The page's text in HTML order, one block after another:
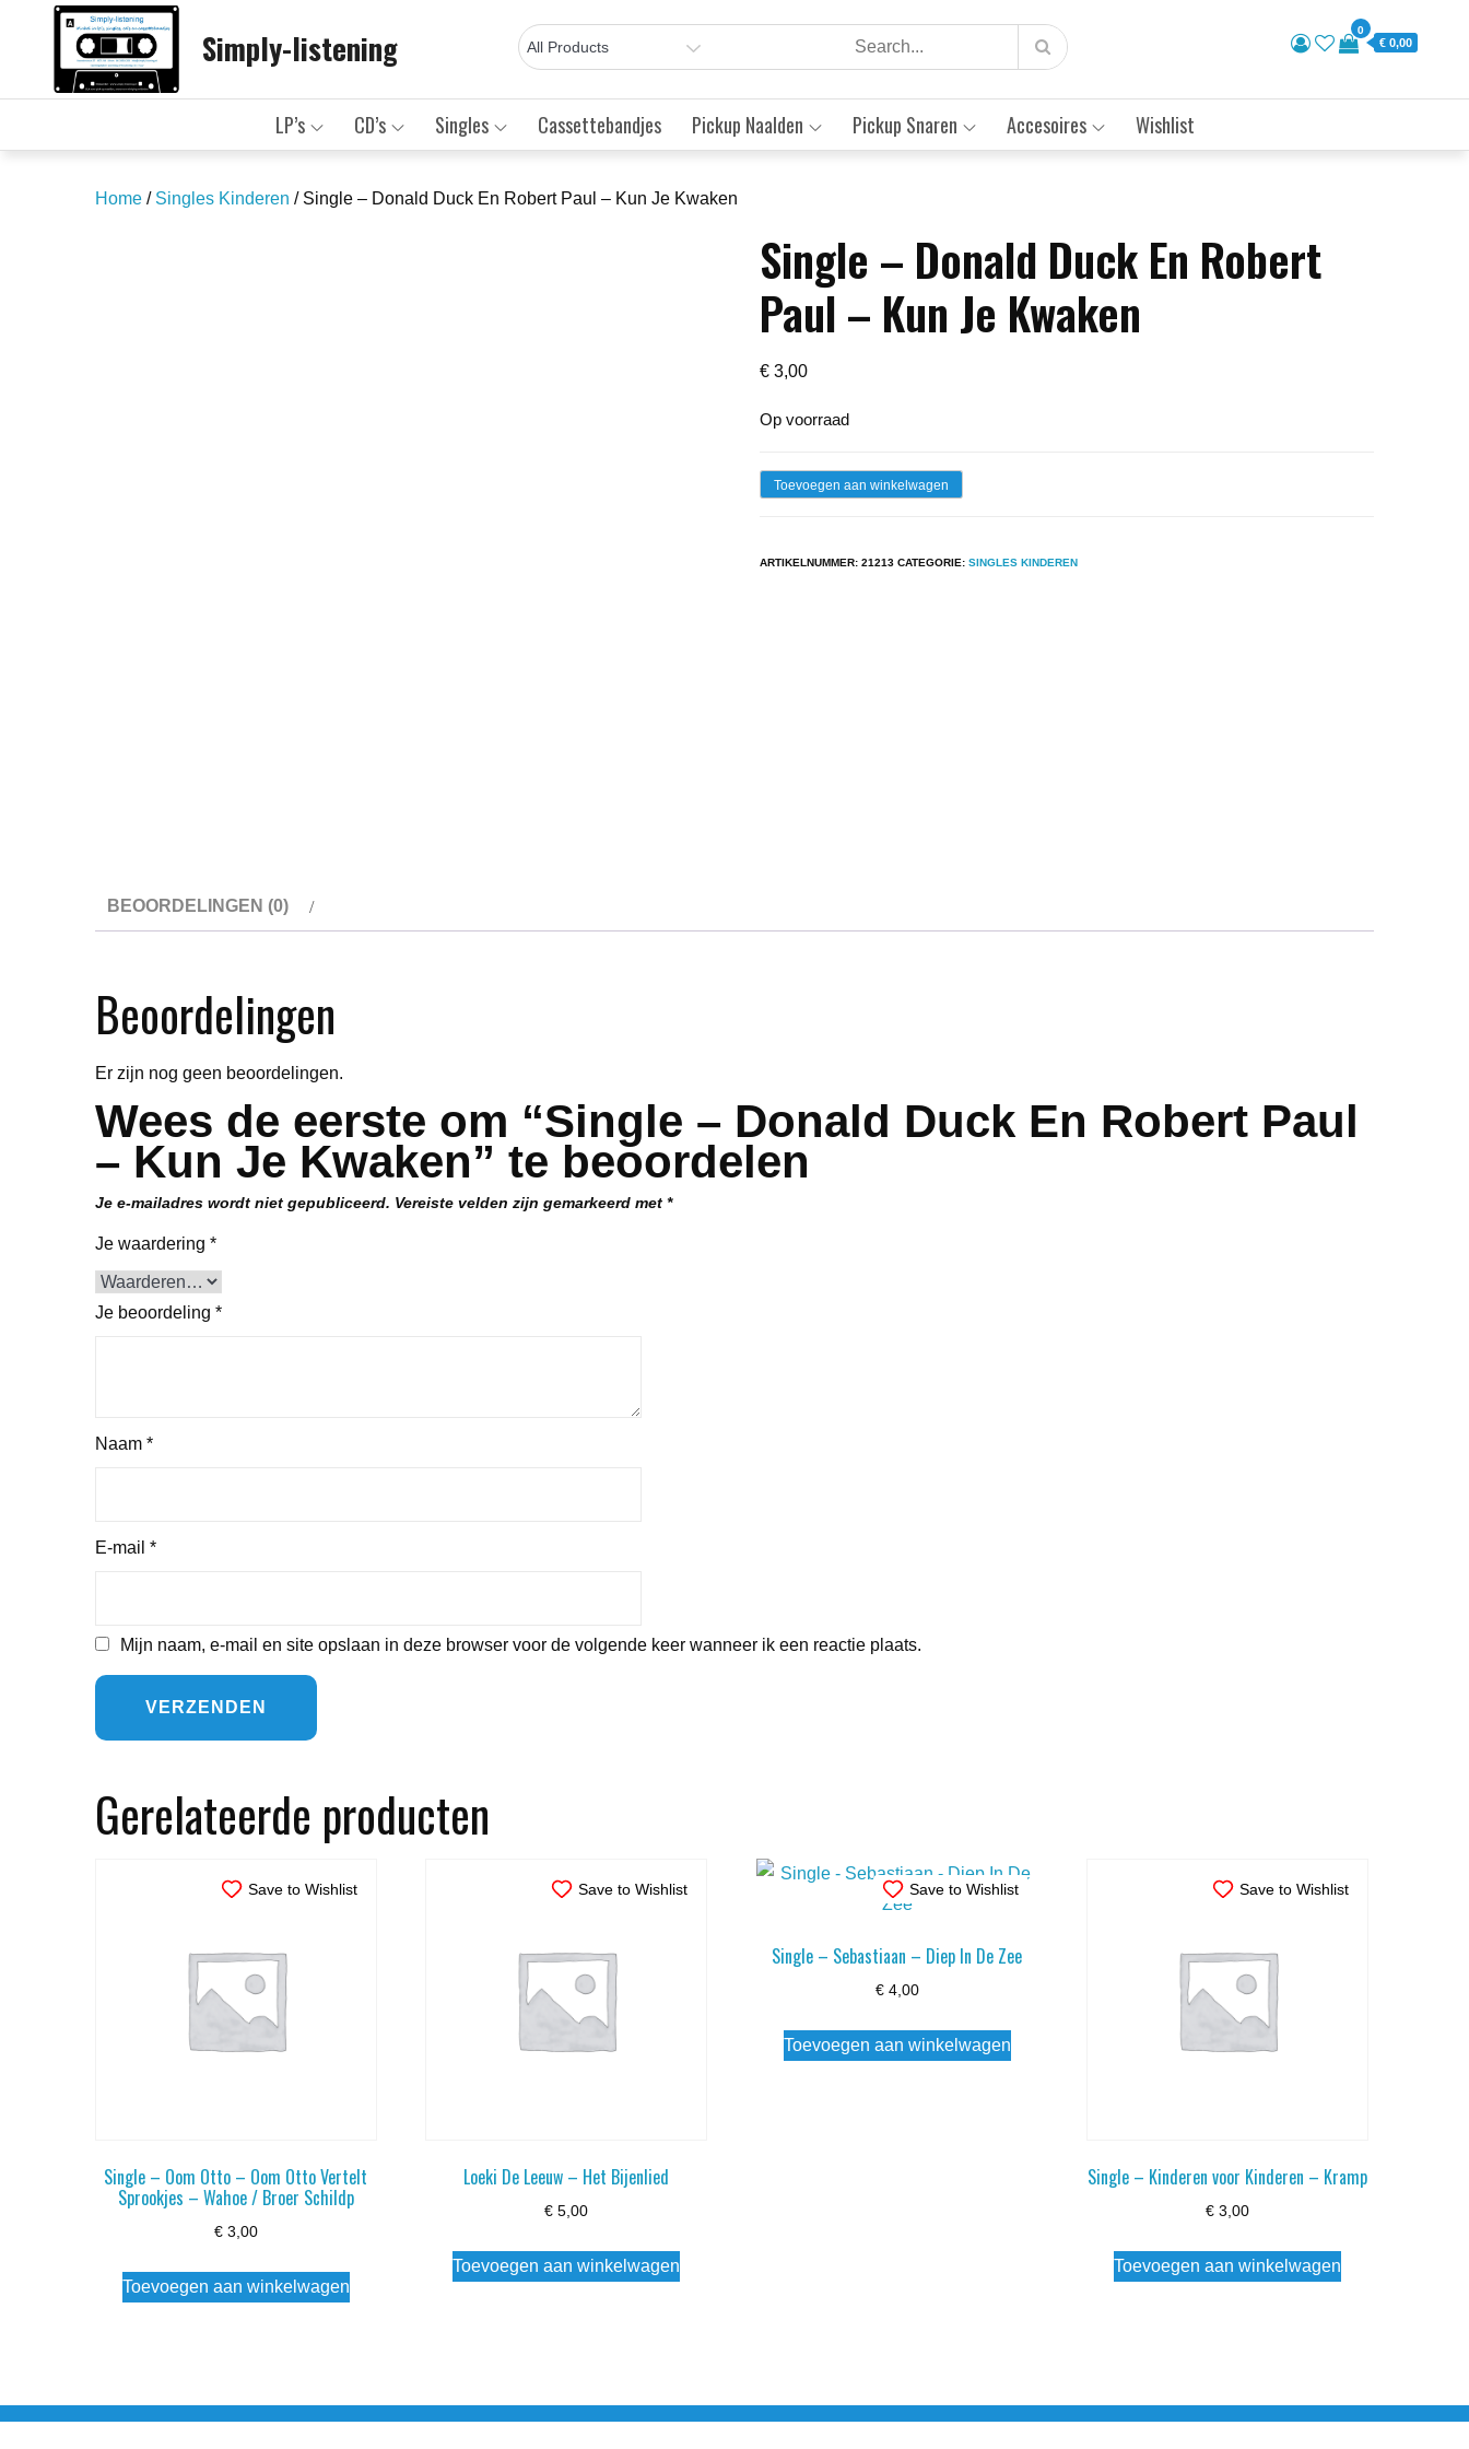
Simply-listening 0
€ 0,00
LP’s CD’s Singles Cassettebandjes Pickup Naalden Pickup Snaren Accesoires Wishlist
Home / Singles Kinderen / Single – Donald Duck En Robert Paul – Kun Je Kwaken
Single – Donald Duck En Robert
Paul – Kun Je Kwaken
€ 3,00
Op voorraad
Single
Toevoegen aan winkelwagen
ARTIKELNUMMER:21213 CATEGORIE:SINGLES KINDEREN
BEOORDELINGEN (0)
Beoordelingen
Er zijn nog geen beoordelingen.
Wees de eerste om “Single – Donald Duck En Robert Paul
– Kun Je Kwaken” te beoordelen
Je e-mailadres wordt niet gepubliceerd. Vereiste velden zijn gemarkeerd met *
Je waardering *
Je beoordeling *
Naam *
E-mail *
Mijn naam, e-mail en site opslaan in deze browser voor de volgende keer wanneer ik een reactie plaats.
Gerelateerde producten
Save to Wishlist
Single – Oom Otto – Oom Otto Vertelt
Sprookjes – Wahoe / Broer Schildp
€3,00
Toevoegen aan winkelwagen
Save to Wishlist
Loeki De Leeuw – Het Bijenlied
€ 5,00
Toevoegen aan winkelwagen
Save to Wishlist
Single – Sebastiaan – Diep In De Zee
€4,00
Toevoegen aan winkelwagen
Save to Wishlist
Single – Kinderen voor Kinderen – Kramp
€ 3,00
Toevoegen aan winkelwagen